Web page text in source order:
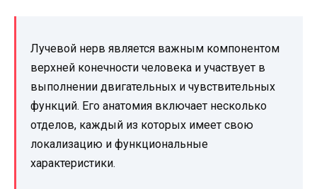
Лучевой нерв является важным компонентом
верхней конечности человека и участвует в
выполнении двигательных и чувствительных
функций. Его анатомия включает несколько
отделов, каждый из которых имеет свою
локализацию и функциональные
характеристики.